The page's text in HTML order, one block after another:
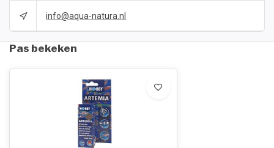
info@aqua-natura.nl
Pas bekeken